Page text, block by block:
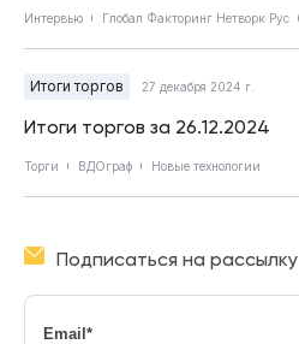
Интервью Глобал Факторинг Нетворк Рус
Итоги торгов 27 декабря 2024 г.
Итоги торгов за 26.12.2024
Торги ВДОграф Новые технологии
Подписаться на рассылку
Email *